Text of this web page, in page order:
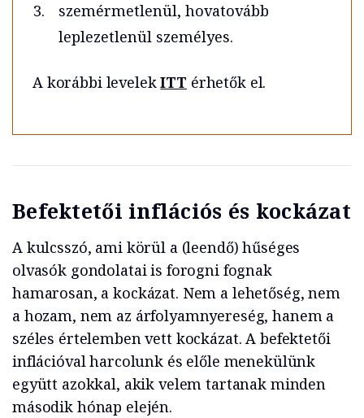
szemérmetlenül, hovatovább
leplezetlenül személyes.
A korábbi levelekITT érhetők el.
Befektetői inflációs és kockázat
A kulcsszó, ami körül a (leendő) hűséges
olvasók gondolatai is forogni fognak
hamarosan, a kockázat. Nem a lehetőség, nem
a hozam, nem az árfolyamnyereség, hanem a
széles értelemben vett kockázat. A befektetői
inflációval harcolunk és előle menekülünk
együtt azokkal, akik velem tartanak minden
második hónap elején.